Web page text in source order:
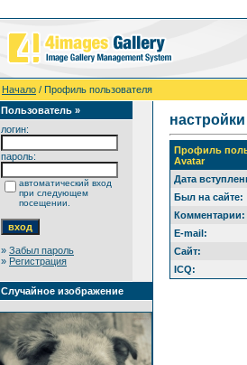
Начало / Профиль пользователя
Пользователь »
логин:
пароль:
автоматический вход
при следующем
посещении.
» Забыл пароль
» Регистрация
Случайное изображение
настройки
Профиль
Avatar
Дата
Был на сайте:
Комментарии:
E-mail:
Сайт:
ICQ: